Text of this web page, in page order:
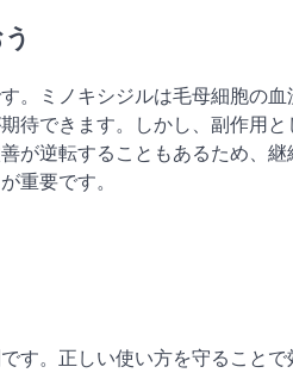
。ミノキシジルは毛母細胞の
待できます。しかし、副作用
が逆転することもあるため、継
重要です。
す。正しい使い方を守ること